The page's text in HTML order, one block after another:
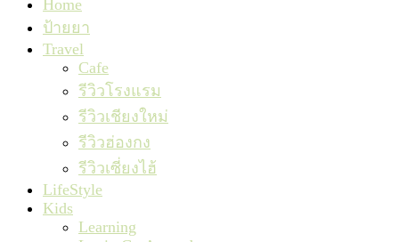
Home
ป้ายยา
Travel
Cafe
รีวิวโรงแรม
รีวิวเชียงใหม่
รีวิวฮ่องกง
รีวิวเซี่ยงไฮ้
LifeStyle
Kids
Learning